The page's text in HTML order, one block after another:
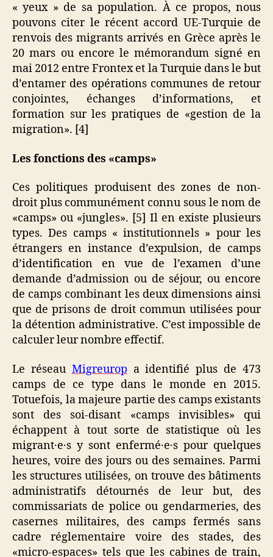
« yeux » de sa population. À ce propos, nous
pouvons citer le récent accord UE-Turquie de
renvois des migrants arrivés en Grèce après le
20 mars ou encore le mémorandum signé en
mai 2012 entre Frontex et la Turquie dans le but
d’entamer des opérations communes de retour
conjointes, échanges d’informations, et
formation sur les pratiques de «gestion de la
migration». [4]
Les fonctions des «camps»
Ces politiques produisent des zones de non-
droit plus communément connu sous le nom de
«camps» ou «jungles». [5] Il en existe plusieurs
types. Des camps « institutionnels » pour les
étrangers en instance d’expulsion, de camps
d’identification en vue de l’examen d’une
demande d’admission ou de séjour, ou encore
de camps combinant les deux dimensions ainsi
que de prisons de droit commun utilisées pour
la détention administrative. C’est impossible de
calculer leur nombre effectif.
Le réseau Migreurop a identifié plus de 473
camps de ce type dans le monde en 2015.
Totuefois, la majeure partie des camps existants
sont des soi-disant «camps invisibles» qui
échappent à tout sorte de statistique où les
migrant·e·s y sont enfermé·e·s pour quelques
heures, voire des jours ou des semaines. Parmi
les structures utilisées, on trouve des bâtiments
administratifs détournés de leur but, des
commissariats de police ou gendarmeries, des
casernes militaires, des camps fermés sans
cadre réglementaire voire des stades, des
«micro-espaces» tels que les cabines de train,